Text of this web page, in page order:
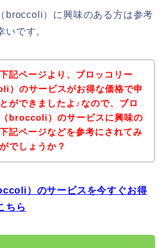
broccoli）に興味のある方は参考
いです。
記ページより、ブロッコリー
）のサービスがお得な価格で申
ができましたよ♪なので、ブロ
broccoli）のサービスに興味の
記ページなどを参考にされてみ
でしょうか？
）のサービスを今すぐお得
ちら